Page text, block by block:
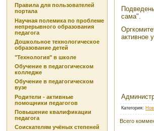
Правила для пользователей
портала
Научная полемика по проблеме
непрерывного образования
педагога
Дошкольное технологическое
образование детей
"Технология" в школе
Обучение в педагогическом
колледже
Обучение в педагогическом
вузе
Родители - активные
помощники педагогов
Повышение квалификации
педагога
Соискателям учёных степеней
сама".
активное
Категория:
Всего